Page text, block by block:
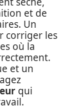
et de
Un
corriger les
où la
et un
qui